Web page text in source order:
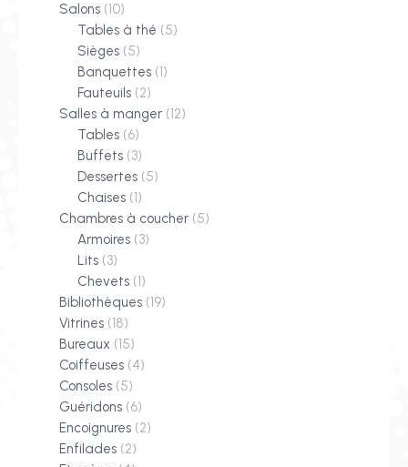
Salons (10)
Tables à thé (5)
Sièges (5)
Banquettes (1)
Fauteuils (2)
Salles à manger (12)
Tables (6)
Buffets (3)
Dessertes (5)
Chaises (1)
Chambres à coucher (5)
Armoires (3)
Lits (3)
Chevets (1)
Bibliothèques (19)
Vitrines (18)
Bureaux (15)
Coiffeuses (4)
Consoles (5)
Guéridons (6)
Encoignures (2)
Enfilades (2)